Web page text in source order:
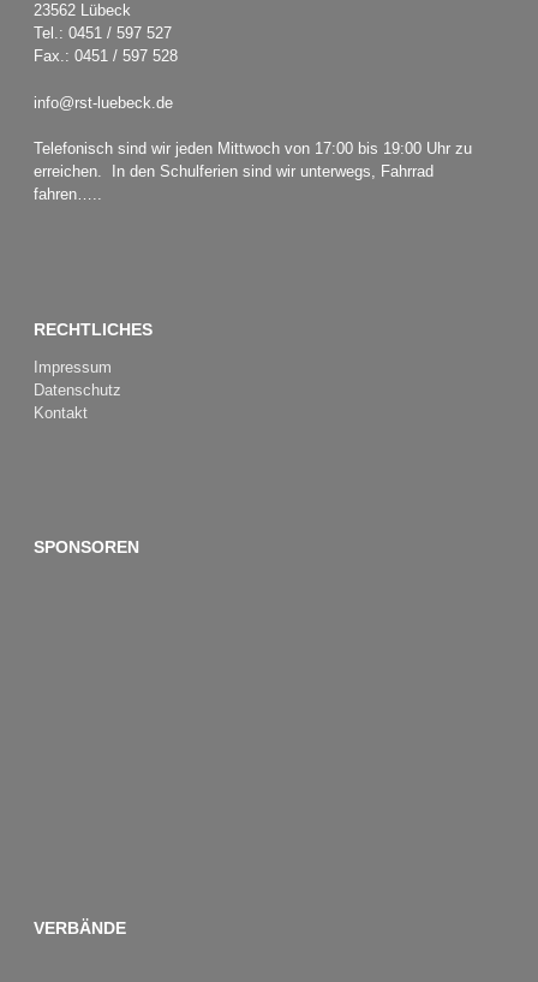
23562 Lübeck
Tel.: 0451 / 597 527
Fax.: 0451 / 597 528
info@rst-luebeck.de
Telefonisch sind wir jeden Mittwoch von 17:00 bis 19:00 Uhr zu
erreichen. In den Schulferien sind wir unterwegs, Fahrrad
fahren…..
RECHTLICHES
Impressum
Datenschutz
Kontakt
SPONSOREN
VERBÄNDE